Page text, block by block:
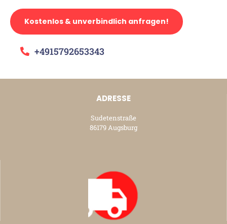
Kostenlos & unverbindlich anfragen!
+4915792653343
ADRESSE
Sudetenstraße
86179 Augsburg